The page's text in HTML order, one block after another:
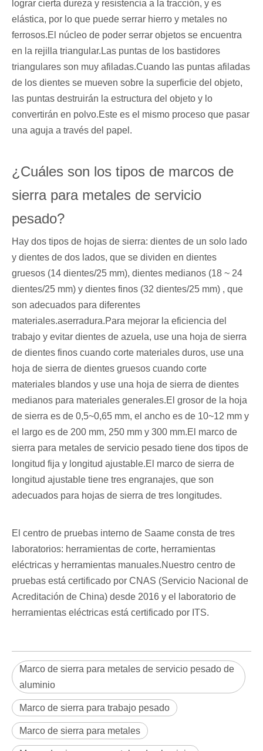
lograr cierta dureza y resistencia a la tracción, y es
elástica, por lo que puede serrar hierro y metales no
ferrosos.El núcleo de poder serrar objetos se encuentra
en la rejilla triangular.Las puntas de los bastidores
triangulares son muy afiladas.Cuando las puntas afiladas
de los dientes se mueven sobre la superficie del objeto,
las puntas destruirán la estructura del objeto y lo
convertirán en polvo.Este es el mismo proceso que pasar
una aguja a través del papel.
¿Cuáles son los tipos de marcos de
sierra para metales de servicio
pesado?
Hay dos tipos de hojas de sierra: dientes de un solo lado
y dientes de dos lados, que se dividen en dientes
gruesos (14 dientes/25 mm), dientes medianos (18 ~ 24
dientes/25 mm) y dientes finos (32 dientes/25 mm) , que
son adecuados para diferentes
materiales.aserradura.Para mejorar la eficiencia del
trabajo y evitar dientes de azuela, use una hoja de sierra
de dientes finos cuando corte materiales duros, use una
hoja de sierra de dientes gruesos cuando corte
materiales blandos y use una hoja de sierra de dientes
medianos para materiales generales.El grosor de la hoja
de sierra es de 0,5~0,65 mm, el ancho es de 10~12 mm y
el largo es de 200 mm, 250 mm y 300 mm.El marco de
sierra para metales de servicio pesado tiene dos tipos de
longitud fija y longitud ajustable.El marco de sierra de
longitud ajustable tiene tres engranajes, que son
adecuados para hojas de sierra de tres longitudes.
El centro de pruebas interno de Saame consta de tres
laboratorios: herramientas de corte, herramientas
eléctricas y herramientas manuales.Nuestro centro de
pruebas está certificado por CNAS (Servicio Nacional de
Acreditación de China) desde 2016 y el laboratorio de
herramientas eléctricas está certificado por ITS.
Marco de sierra para metales de servicio pesado de
aluminio
Marco de sierra para trabajo pesado
Marco de sierra para metales